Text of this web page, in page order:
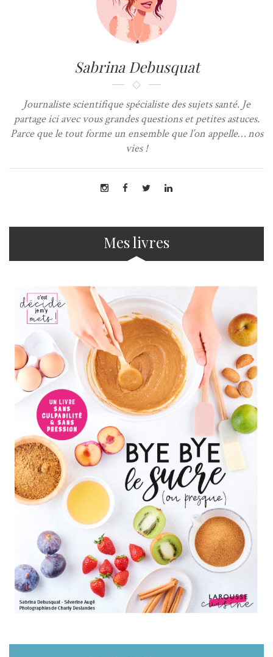
Sabrina Debusquat
Journaliste scientifique spécialiste des sujets santé. Je
partage ici avec vous grandes questions et petites astuces.
Parce que le tout forme un ensemble que l’on appelle… nos
vies !
Mes livres